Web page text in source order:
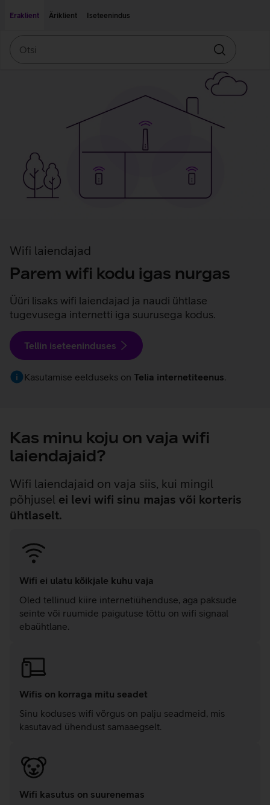
Eraklient
Äriklient Iseteenindus
Otsin
Wifi laiendajad
Parem wifi kodu igas nurgas
Üüri lisaks wifi laiendajad ja naudi ühtlase
tugevusega internetti iga suurusega kodus.
Tellin iseteeninduses
Kasutamise eelduseks on Telia internetiteenus.
Kas minu koju on vaja wifi
laiendajaid?
Wifi laiendajaid on vaja siis, kui mingil
põhjusel ei levi wifi sinu majas või korteris
ühtlaselt.
Wifi ei ulatu kõikjale kuhu vaja
Oled tellinud kiire internetiühenduse, aga paksude
seinte või ruumide paigutuse tõttu on wifi signaal
ebaühtlane.
Wifis on korraga mitu seadet
Sinu koduses wifi võrgus on palju seadmeid, mis
kasutavad ühendust samaaegselt.
Wifi kasutus on suurenemas